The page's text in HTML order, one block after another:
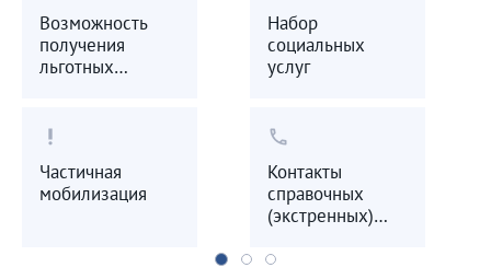
Возможность
получения
льготных
Набор
социальных
услуг
priority_high
Частичная
мобилизация
call
Контакты
справочных
(экстренных)